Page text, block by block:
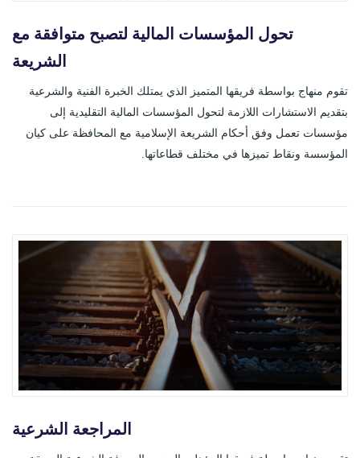
تحول المؤسسات المالية لتصبح متوافقة مع
الشريعة
تقوم منهاج بواسطة فريقها المتميز الذي يمتلك الخبرة الفنية والشرعية
بتقديم الاستشارات اللازمة لتحول المؤسسات المالية التقليدية إلى
مؤسسات تعمل وفق أحكام الشريعة الإسلامية مع المحافظة على كيان
المؤسسة ونقاط تميزها في مختلف قطاعاتها.
المراجعة الشرعية